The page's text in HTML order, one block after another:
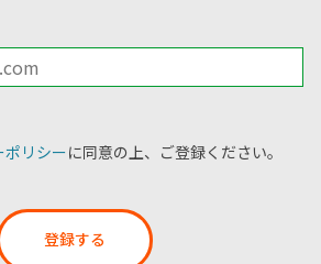
ポリシーに同意の上、ご登録ください。
登録する